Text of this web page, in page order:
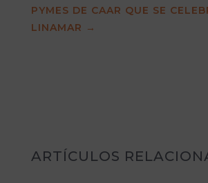
PYMES DE CAAR QUE SE
LINAMAR →
ARTÍCULOS